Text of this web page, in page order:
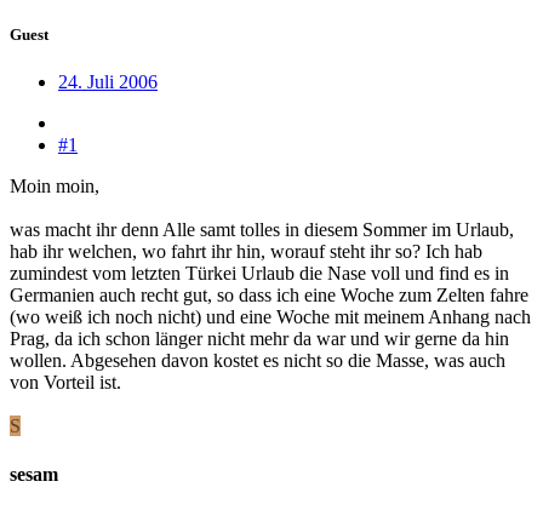
Guest
24. Juli 2006
#1
Moin moin,
was macht ihr denn Alle samt tolles in diesem Sommer im Urlaub,
hab ihr welchen, wo fahrt ihr hin, worauf steht ihr so? Ich hab
zumindest vom letzten Türkei Urlaub die Nase voll und find es in
Germanien auch recht gut, so dass ich eine Woche zum Zelten fahre
(wo weiß ich noch nicht) und eine Woche mit meinem Anhang nach
Prag, da ich schon länger nicht mehr da war und wir gerne da hin
wollen. Abgesehen davon kostet es nicht so die Masse, was auch
von Vorteil ist.
S
sesam